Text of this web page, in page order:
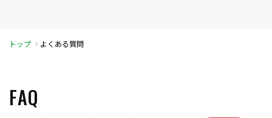
トップ よくある質問
FAQ